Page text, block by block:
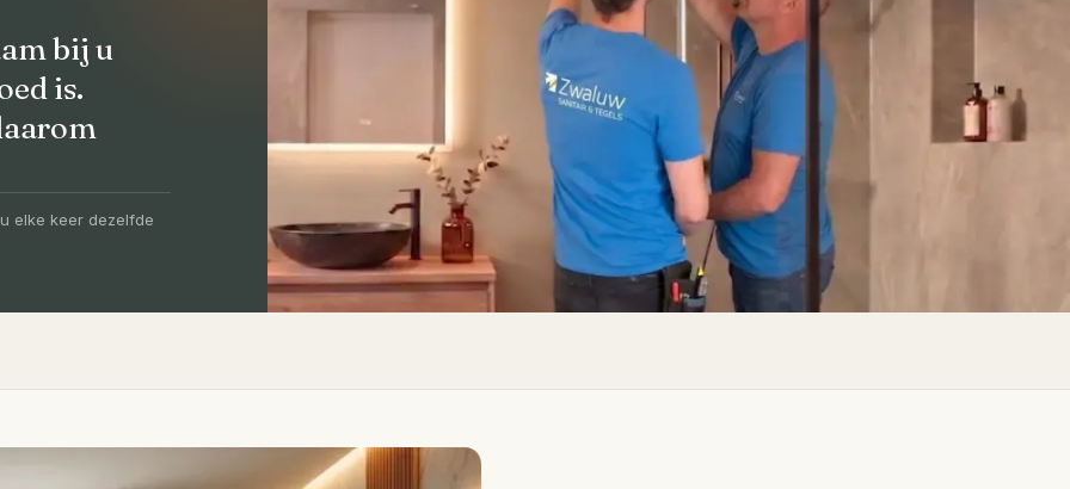
bij u
is.
elke keer dezelfde
dagen